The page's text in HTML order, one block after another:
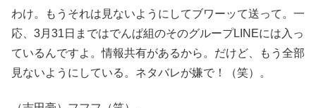
わけ。もうそれは見ないようにしてブワーッて送って。一
応、3月31日まではでんぱ組のそのグループLINEには入っ
ているんですよ。情報共有があるから。だけど、もう全部
見ないようにしている。ネタバレが嫌で！（笑）。